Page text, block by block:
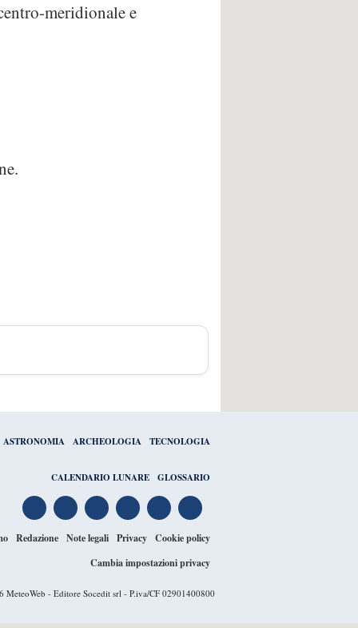
meridionale e
ASTRONOMIA ARCHEOLOGIA TECNOLOGIA
CALENDARIO LUNARE GLOSSARIO
Redazione Note legali Privacy
Cookie policy
Cambia impostazioni privacy
MeteoWeb - Editore Socedit srl - P.iva/CF 02901400800